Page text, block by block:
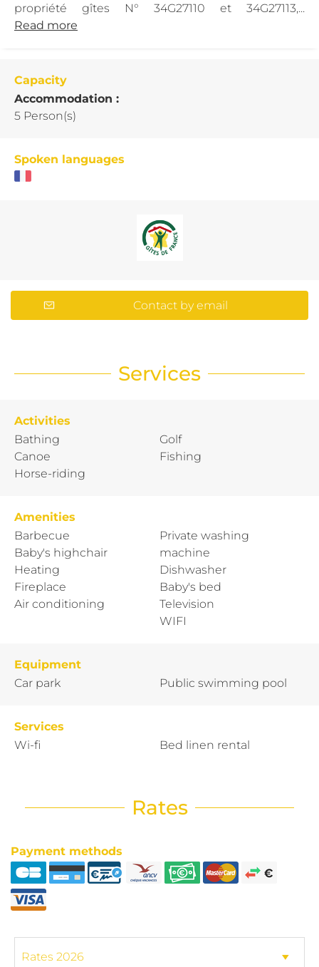
propriété gîtes N° 34G27110 et 34G27113,...
Read more
Capacity
Accommodation :
5 Person(s)
Spoken languages
Contact by email
Services
Activities
Bathing
Canoe
Horse-riding
Golf
Fishing
Amenities
Barbecue
Baby's highchair
Heating
Fireplace
Air conditioning
Private washing
machine
Dishwasher
Baby's bed
Television
WIFI
Equipment
Car park
Public swimming pool
Services
Wi-fi
Bed linen rental
Rates
Payment methods